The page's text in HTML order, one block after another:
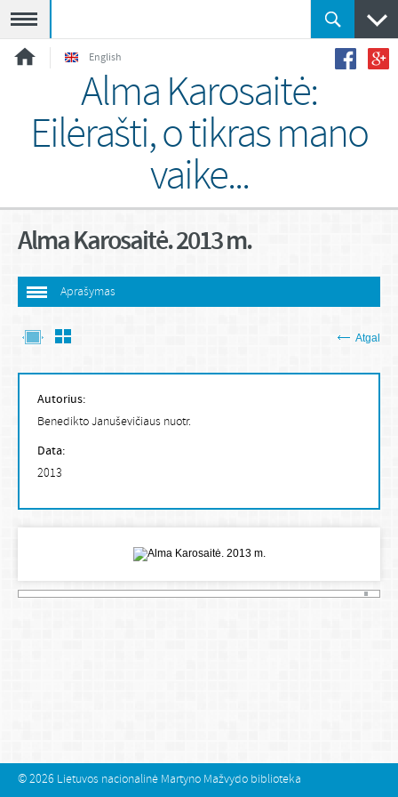
English
Alma Karosaitė:
Eilėrašti, o tikras mano
vaike...
Alma Karosaitė. 2013 m.
Aprašymas
Atgal
Autorius:
Benedikto Januševičiaus nuotr.
Data:
2013
© 2026 Lietuvos nacionalinė Martyno Mažvydo biblioteka